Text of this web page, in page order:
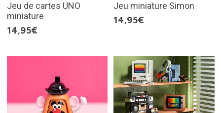
Jeu de cartes UNO
miniature
14,95€
Jeu miniature Simon
14,95€